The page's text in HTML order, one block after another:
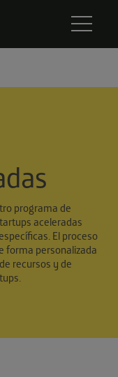
programa de
aceleradas
El proceso
forma personalizada
recursos y de